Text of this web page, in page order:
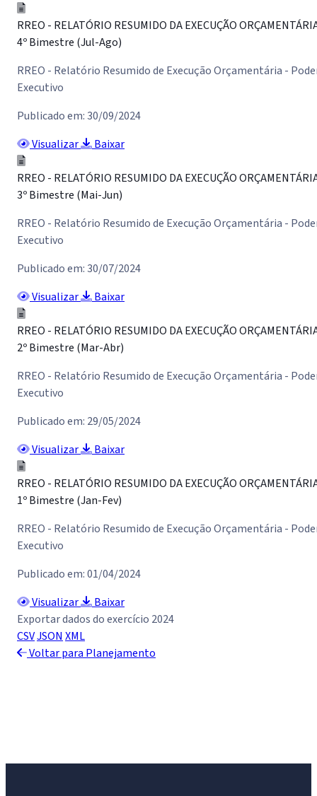
RREO - RELATÓRIO RESUMIDO DA EXECUÇÃO
4º Bimestre (Jul-Ago)
RREO - Relatório Resumido de Execução Orçamentária -
Executivo
Publicado em: 30/09/2024
Visualizar
Baixar
RREO - RELATÓRIO RESUMIDO DA EXECUÇÃO
3º Bimestre (Mai-Jun)
RREO - Relatório Resumido de Execução Orçamentária -
Executivo
Publicado em: 30/07/2024
Visualizar
Baixar
RREO - RELATÓRIO RESUMIDO DA EXECUÇÃO
2º Bimestre (Mar-Abr)
RREO - Relatório Resumido de Execução Orçamentária -
Executivo
Publicado em: 29/05/2024
Visualizar
Baixar
RREO - RELATÓRIO RESUMIDO DA EXECUÇÃO
1º Bimestre (Jan-Fev)
RREO - Relatório Resumido de Execução Orçamentária -
Executivo
Publicado em: 01/04/2024
Visualizar
Baixar
Exportar dados do exercício 2024
CSVJSON XML
Voltar para Planejamento